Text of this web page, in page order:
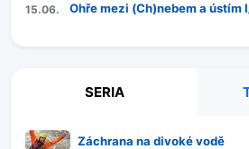
15.06. Ohře mezi (Ch)nebem a ústím
SERIA
Záchrana na divoké vodě